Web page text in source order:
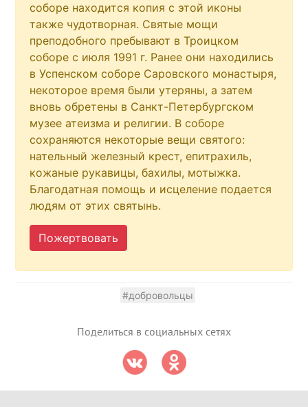
соборе находится копия с этой иконы
также чудотворная. Святые мощи
преподобного пребывают в Троицком
соборе с июля 1991 г. Ранее они находились
в Успенском соборе Саровского монастыря,
некоторое время были утеряны, а затем
вновь обретены в Санкт-Петербургском
музее атеизма и религии. В соборе
сохраняются некоторые вещи святого:
нательный железный крест, епитрахиль,
кожаные рукавицы, бахилы, мотыжка.
Благодатная помощь и исцеление подается
людям от этих святынь.
Пожертвовать
#добровольцы
Поделиться в социальных сетях